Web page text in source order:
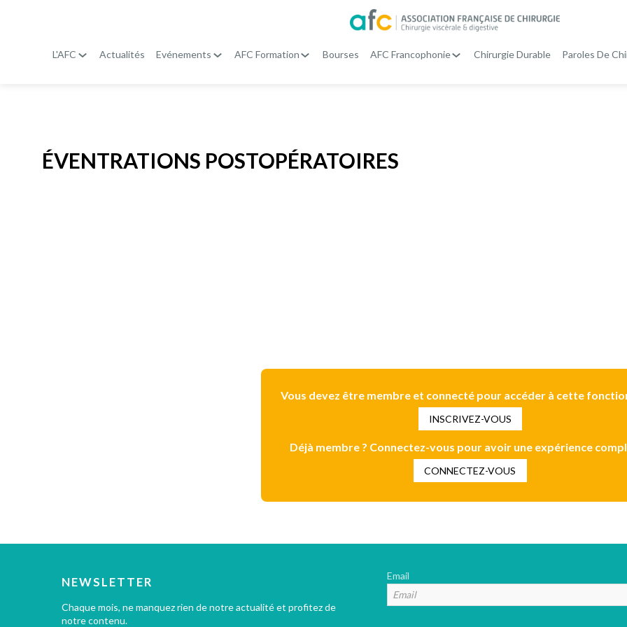
L'AFC Actualités Evénements AFC Formation Bourses AFC Francophonie Chirurgie Durable Paroles De
ÉVENTRATIONS POSTOPÉRATOIRES
Vous devez être membre et connecté pour accéder à cette
INSCRIVEZ-VOUS
Déjà membre ? Connectez-vous pour avoir une expérience
CONNECTEZ-VOUS
NEWSLETTER
Chaque mois, ne manquez rien de notre actualité et profitez de
notre contenu.
Email